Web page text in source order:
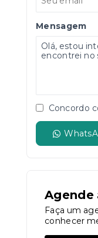
Mensagem
Concordo
Agende
Faça um
conhecer